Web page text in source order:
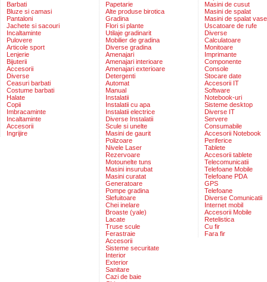
Barbati
Bluze si camasi
Pantaloni
Jachete si sacouri
Incaltaminte
Pulovere
Articole sport
Lenjerie
Bijuterii
Accesorii
Diverse
Ceasuri barbati
Costume barbati
Halate
Copii
Imbracaminte
Incaltaminte
Accesorii
Ingrijire
Papetarie
Alte produse birotica
Gradina
Flori si plante
Utilaje gradinarit
Mobilier de gradina
Diverse gradina
Amenajari
Amenajari interioare
Amenajari exterioare
Detergenti
Automat
Manual
Instalatii
Instalatii cu apa
Instalatii electrice
Diverse Instalatii
Scule si unelte
Masini de gaurit
Polizoare
Nivele Laser
Rezervoare
Motounelte tuns
Masini insurubat
Masini curatat
Generatoare
Pompe gradina
Slefuitoare
Chei inelare
Broaste (yale)
Lacate
Truse scule
Ferastraie
Accesorii
Sisteme securitate
Interior
Exterior
Sanitare
Cazi de baie
Masini de cusut
Masini de spalat
Masini de spalat vase
Uscatoare de rufe
Diverse
Calculatoare
Monitoare
Imprimante
Componente
Console
Stocare date
Accesorii IT
Software
Notebook-uri
Sisteme desktop
Diverse IT
Servere
Consumabile
Accesorii Notebook
Periferice
Tablete
Accesorii tablete
Telecomunicatii
Telefoane Mobile
Telefoane PDA
GPS
Telefoane
Diverse Comunicatii
Internet mobil
Accesorii Mobile
Retelistica
Cu fir
Fara fir